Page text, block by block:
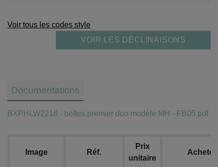
Voir tous les codes style
VOIR LES DÉCLINAISONS
Documentations
BXPHLW2216 - boîtes premier duo modèle MH - FB05.pdf
Image Réf.
Prix
unitaire
Acheter